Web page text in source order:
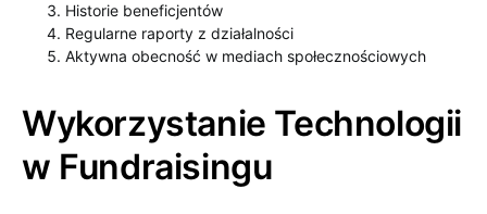
Historie beneficjentów
Regularne raporty z działalności
Aktywna obecność w mediach społecznościowych
Wykorzystanie Technologii
w Fundraisingu